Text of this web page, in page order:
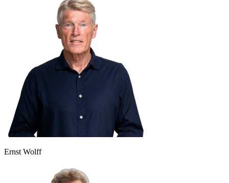
Ernst Wolff